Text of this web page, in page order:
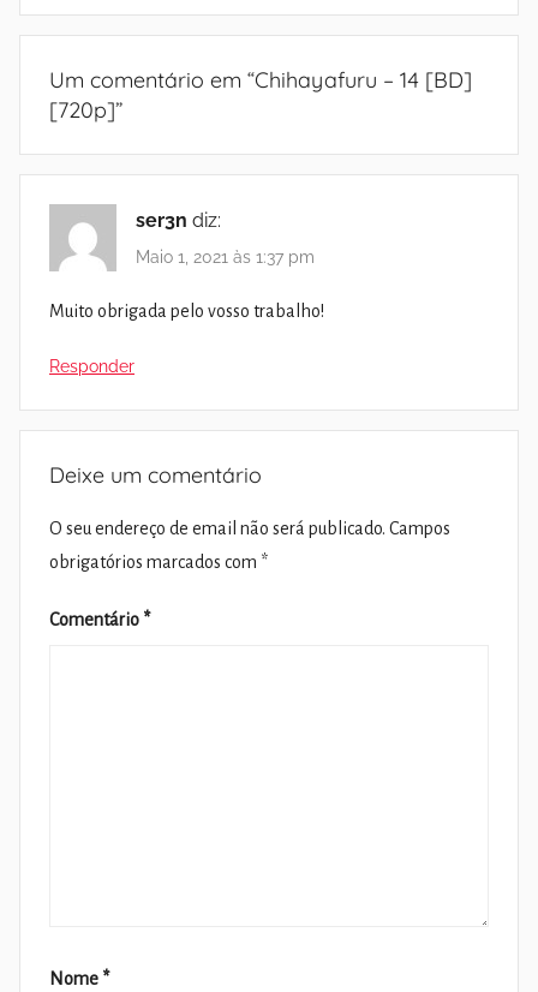
Um comentário em “Chihayafuru – 14 [BD]
[720p]”
ser3n diz:
Maio 1, 2021 às 1:37 pm
Muito obrigada pelo vosso trabalho!
Responder
Deixe um comentário
O seu endereço de email não será publicado. Campos
obrigatórios marcados com *
Comentário *
Nome *